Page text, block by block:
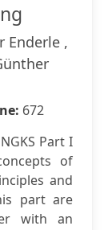
Enderle ,
672
Part I
of
and
part are
with an